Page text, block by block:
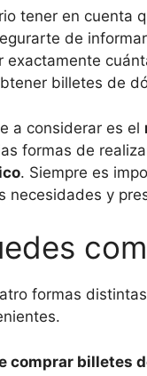
tener en cuenta
de
exactamente
billetes de
a considerar es el
formas de
. Siempre es
necesidades y
formas
comprar billetes